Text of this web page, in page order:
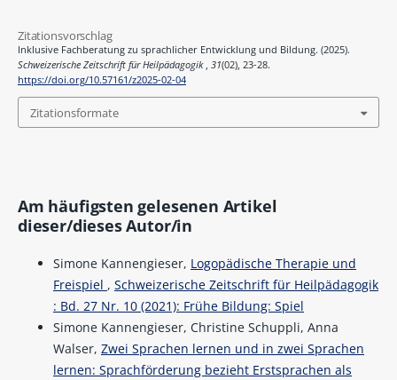
Zitationsvorschlag
Inklusive Fachberatung zu sprachlicher Entwicklung und Bildung. (2025).
Schweizerische Zeitschrift für Heilpädagogik 31(02), 23-28.
https://doi.org/10.57161/z2025-02-04
Zitationsformate
Am häufigsten gelesenen Artikel
dieser/dieses Autor/in
Simone Kannengieser, Logopädische Therapie und
Freispiel , Schweizerische Zeitschrift für Heilpädagogik
: Bd. 27 Nr. 10 (2021): Frühe Bildung: Spiel
Simone Kannengieser, Christine Schuppli, Anna
Walser, Zwei Sprachen lernen und in zwei Sprachen
lernen: Sprachförderung bezieht Erstsprachen als